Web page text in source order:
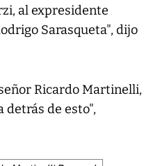
al expresidente
Sarasqueta", dijo
Ricardo Martinelli,
detrás de esto",